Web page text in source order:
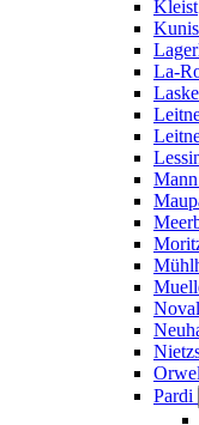
Kleist
La-
Pardi